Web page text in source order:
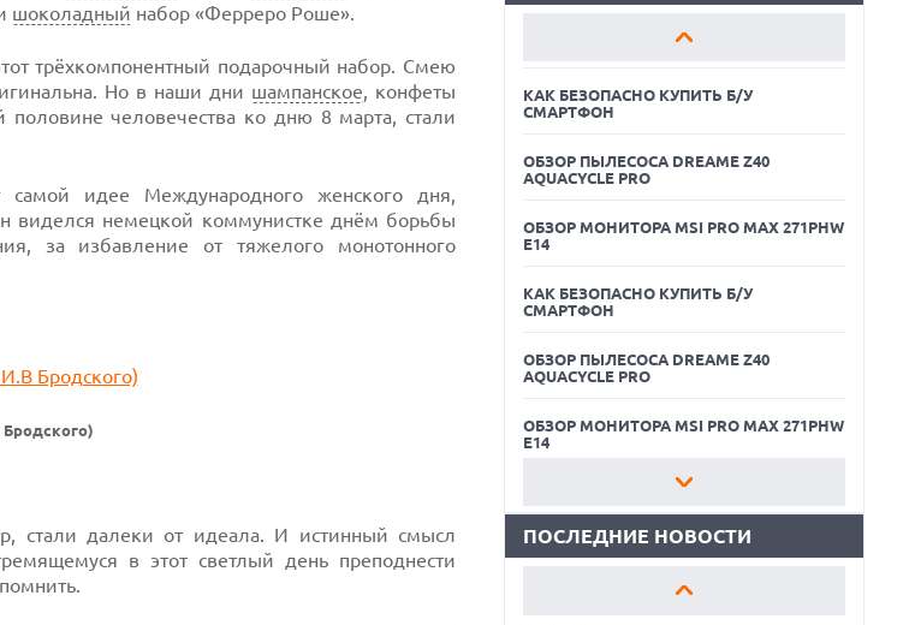
шоколадный набор «Ферреро Роше».
трёхкомпонентный подарочный набор. Смею
Но в наши дни шампанское, конфеты
человечества ко дню 8 марта, стали
самой идее Международного женского дня,
виделся немецкой коммунистке днём борьбы
за избавление от тяжелого монотонного
стали далеки от идеала. И истинный смысл
в этот светлый день преподнести
ОБЗОР МОНИТОРА MSI PRO MAX 271PHW
КАК БЕЗОПАСНО КУПИТЬ Б/У
СМАРТФОН
ОБЗОР ПЫЛЕСОСА DREAME Z40
AQUACYCLE PRO
ОБЗОР МОНИТОРА MSI PRO MAX 271PHW
E14
КАК БЕЗОПАСНО КУПИТЬ Б/У
СМАРТФОН
ОБЗОР ПЫЛЕСОСА DREAME Z40
AQUACYCLE PRO
ОБЗОР МОНИТОРА MSI PRO MAX 271PHW
E14
КАК БЕЗОПАСНО КУПИТЬ Б/У
ОБЗОР ПЫЛЕСОСА DREAME Z40
ПОСЛЕДНИЕ НОВОСТИ
MOOVE ПРИВЛЕКЛА $250 МЛН ЧТОБЫ
СТАТЬ КЛЮЧЕВЫМ ОПЕРАТОРОМ
06.08.2026
MATEPAD PRO 2026 ТОЛЩИНОЙ 4,7 ММ И
06.08.2026
TROUVER ПРЕДСТАВИЛ НОВЫЕ
ЛИНЕЙКУ ТЕХНИКИ 2026 ГОДА